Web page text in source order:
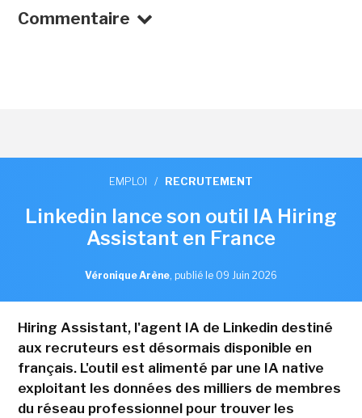
Commentaire
EMPLOI / RECRUTEMENT
Linkedin lance son outil IA Hiring
Assistant en France
Véronique Arène, publié le 09 Juin 2026
Hiring Assistant, l'agent IA de Linkedin destiné
aux recruteurs est désormais disponible en
français. L'outil est alimenté par une IA native
exploitant les données des milliers de membres
du réseau professionnel pour trouver les